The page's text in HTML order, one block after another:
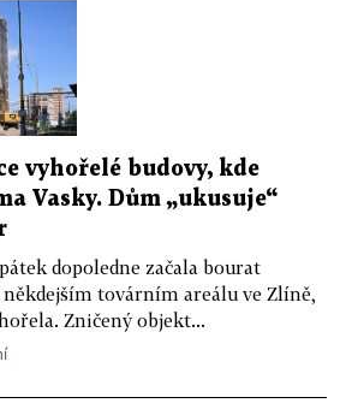
vyhořelé budovy, kde
Vasky. Dům „ukusuje“
dopoledne začala bourat
někdejším továrním areálu ve Zlíně,
Zničený objekt...